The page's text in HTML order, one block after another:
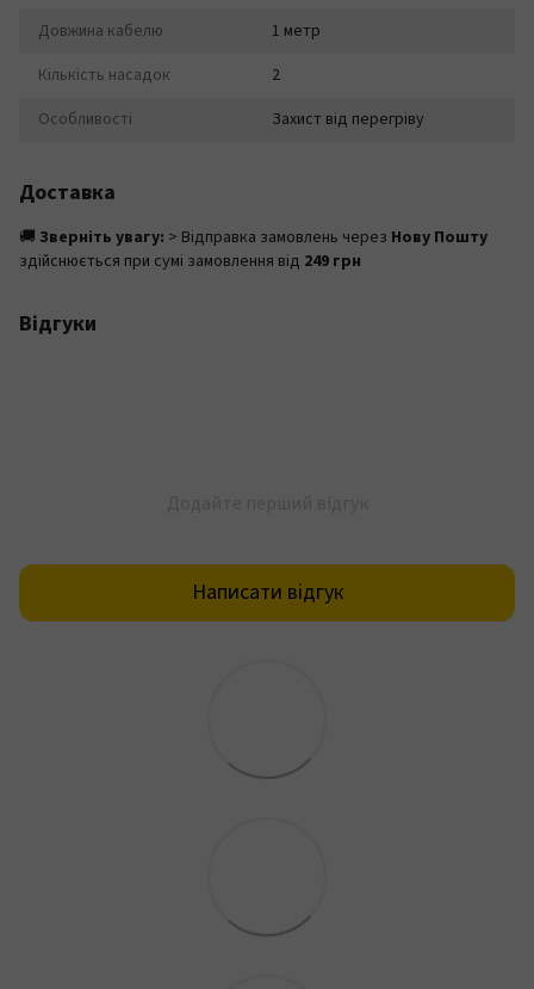
Довжина кабелю
1 метр
Кількість насадок
2
Особливості
Захист від перегріву
Доставка
🚚 Зверніть увагу: > Відправка замовлень через Нову Пошту
здійснюється при сумі замовлення від 249 грн
Відгуки
Написати відгук